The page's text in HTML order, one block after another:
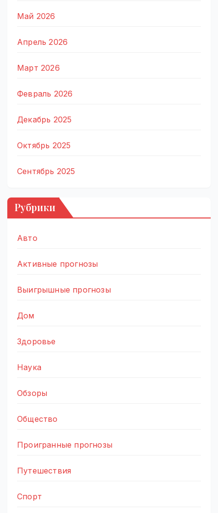
Май 2026
Апрель 2026
Март 2026
Февраль 2026
Декабрь 2025
Октябрь 2025
Сентябрь 2025
Рубрики
Авто
Активные прогнозы
Выигрышные прогнозы
Дом
Здоровье
Наука
Обзоры
Общество
Проигранные прогнозы
Путешествия
Спорт